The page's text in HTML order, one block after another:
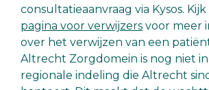
consultatieaanvraag via Kysos.
pagina voor verwijzers voor meer
over het verwijzen van een
Altrecht Zorgdomein is nog niet
regionale indeling die Altrecht